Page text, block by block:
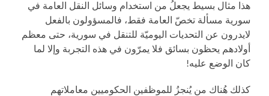
هذا مثال بسيط يجعلُ من استخدام وسائل النقل العامة في
سورية مسألة تخصّ العامة فقط، فالمسؤولون بالفعل
لايدرون عن التحديات اليوميّة للتنقل في سورية، حتى معظم
أولادهم يحظون بسائق فلا يمرّون في هذه التجربة وإلا لما
كان الوضع عليه!
كذلك هُناك من يُنجزُ للموظفين الحكوميين معاملاتهم